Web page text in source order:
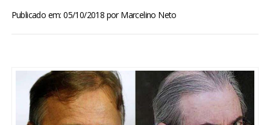
ENQUETE
Publicado em: 05/10/2018 porMarcelino Neto